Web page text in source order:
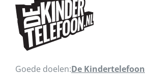
Goede doelen:De Kindertelefoon